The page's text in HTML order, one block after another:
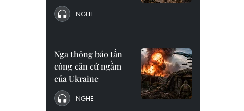
NGHE
Nga thông báo tấn
công căn cứ ngầm
của Ukraine
NGHE